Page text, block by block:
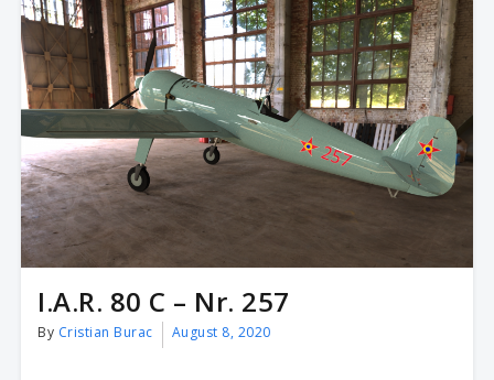
I.A.R. 80 C – Nr. 257
By Cristian Burac August 8, 2020